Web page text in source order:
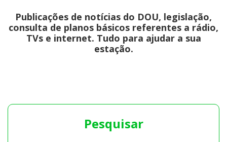
Publicações de notícias do DOU, legislação,
consulta de planos básicos referentes a rádio,
TVs e internet. Tudo para ajudar a sua
estação.
Pesquisar